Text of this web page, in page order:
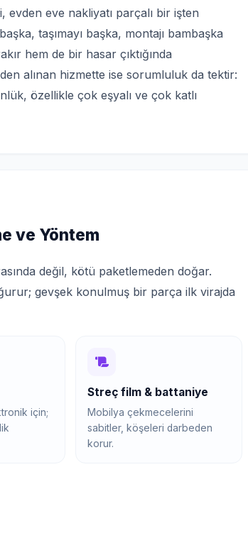
evden eve nakliyatı parçalı bir işten
taşımayı başka, montajı bambaşka
hem de bir hasar çıktığında
alınan hizmette ise sorumluluk da tektir:
özellikle çok eşyalı ve çok katlı
ve Yöntem
değil, kötü paketlemeden doğar.
gevşek konulmuş bir parça ilk virajda
için;
Streç film & battaniye
Mobilya çekmecelerini
sabitler, köşeleri darbeden
korur.